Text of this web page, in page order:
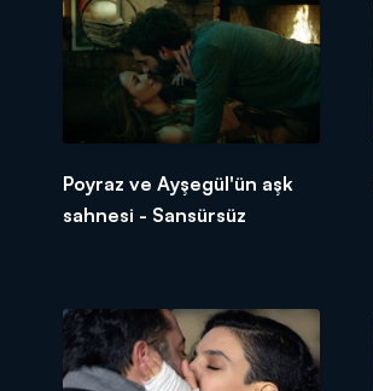
Poyraz ve Ayşegül'ün aşk
sahnesi - Sansürsüz